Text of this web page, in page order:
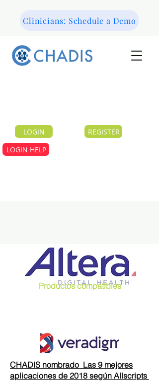
LOGIN
REGISTER
LOGIN HELP
Clinicians: Schedule a Demo
Productos compatibles
CHADIS nombrado Las 9 mejores
aplicaciones de 2018 según Allscripts